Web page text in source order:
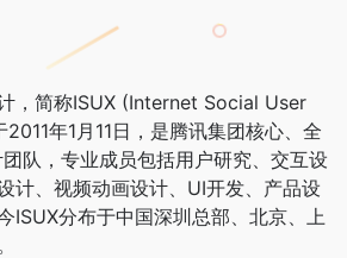
，简称ISUX (Internet Social User
年1月11日，是腾讯集团核心、全
队，专业成员包括用户研究、交互设
计、视频动画设计、UI开发、产品设
ISUX分布于中国深圳总部、北京、上